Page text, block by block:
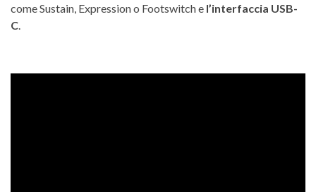
come Sustain, Expression o Footswitch e l’interfaccia USB-
C.